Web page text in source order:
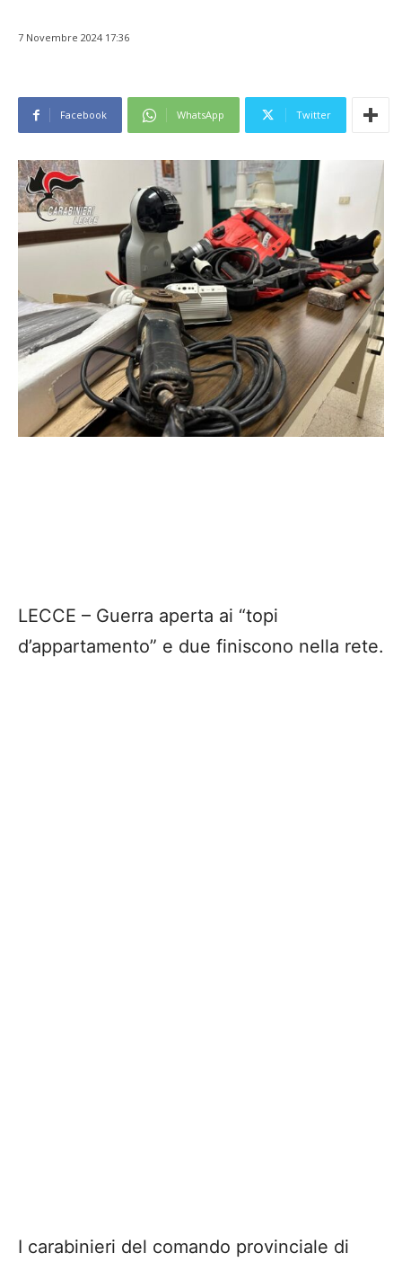
7 Novembre 2024 17:36
Facebook WhatsApp Twitter
LECCE – Guerra aperta ai “topi
d’appartamento” e due finiscono nella rete.
I carabinieri del comando provinciale di